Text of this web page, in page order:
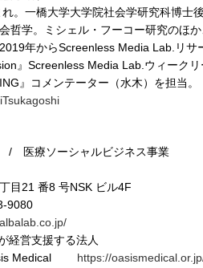
。一橋大学大学院社会学研究科博士
哲学。ミシェル・フーコー研究のほ
年からScreenless Media Lab.リ
』Screenless Media Lab.ウィーク
』コメンテーター（水木）を担当。
/ 医療ソーシャルビジネス事業
目21 番8 号NSK ビル4F
9080
経営支援する法人
Medical https://